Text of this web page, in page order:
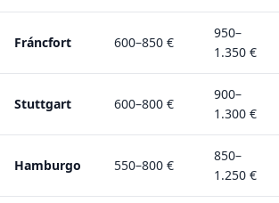
Fráncfort 600–850 €
950–
1.350 €
Stuttgart 600–800 €
900–
1.300 €
Hamburgo 550–800 €
850–
1.250 €